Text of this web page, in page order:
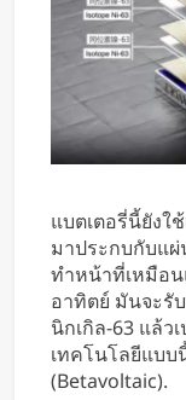
แบตเตอรี่นี้ยังใ
มาประกบกับแผ่
ทำหน้าที่เหมือ
อาทิตย์ มันจะรั
นิกเกิล-63 แล้ว
เทคโนโลยีแบบ
(Betavoltaic).